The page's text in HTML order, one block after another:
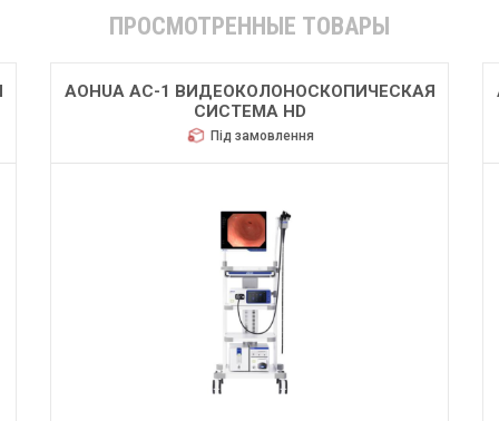
ПРОСМОТРЕННЫЕ ТОВАРЫ
AOHUA AC-1 ВИДЕОКОЛОНОСКОПИЧЕСКАЯ
СИСТЕМА HD
Під замовлення